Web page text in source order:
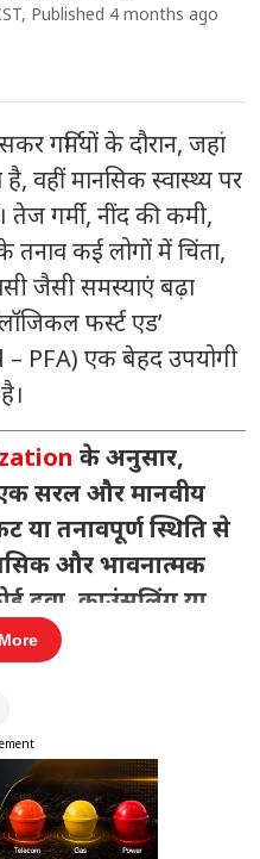
Published 4 months ago
गर्मियों के दौरान, जहां
है, वहीं मानसिक स्वास्थ्य पर
गर्मी, नींद की कमी,
तनाव कई लोगों में चिंता,
जैसी समस्याएं बढ़ा
फर्स्ट एड’
PFA) एक बेहद उपयोगी
के अनुसार,
सरल और मानवीय
या तनावपूर्ण स्थिति से
और भावनात्मक
दवा, काउंसलिंग या
सहायक प्रतिक्रिया
जो व्यक्ति को
महसूस कराने में मदद